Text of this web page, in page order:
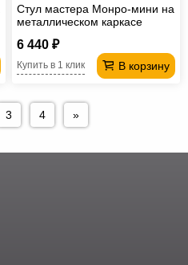
Стул мастера Монро-мини на
металлическом каркасе
6 440 ₽
В корзину
Купить в 1 клик
3 4 »